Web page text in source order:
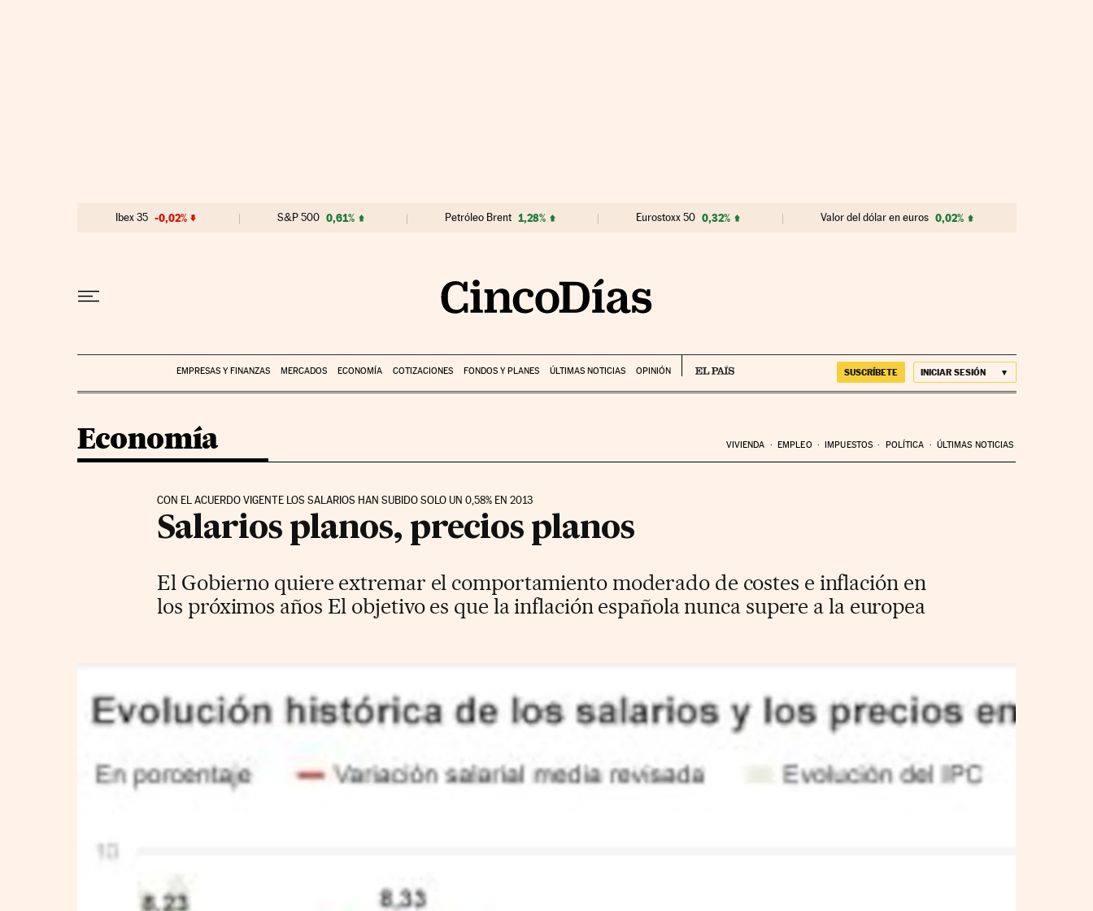
Ibex 35 -0,02% S&P 500 0,61% Petróleo Brent 1,28% Eurostoxx 50 0,32% Valor del dólar en euros 0,02%
EMPRESAS Y FINANZAS MERCADOS ECONOMÍA COTIZACIONES FONDOS Y PLANES ÚLTIMAS NOTICIAS OPINIÓN SUSCRÍBETE INICIAR SESIÓN
Economía VIVIENDA EMPLEO IMPUESTOS POLÍTICA ÚLTIMAS NOTICIAS
CON EL ACUERDO VIGENTE LOS SALARIOS HAN SUBIDO SOLO UN 0,58% EN 2013
Salarios planos, precios planos
El Gobierno quiere extremar el comportamiento moderado de costes e inflación en
los próximos años El objetivo es que la inflación española nunca supere a la europea